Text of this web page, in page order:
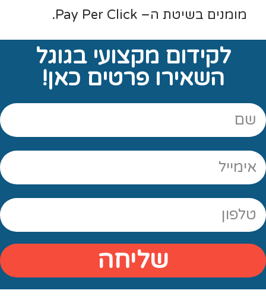
מומנים בשיטת ה– Pay Per Click.
לקידום מקצועי בגוגל
השאירו פרטים כאן!
שליחה